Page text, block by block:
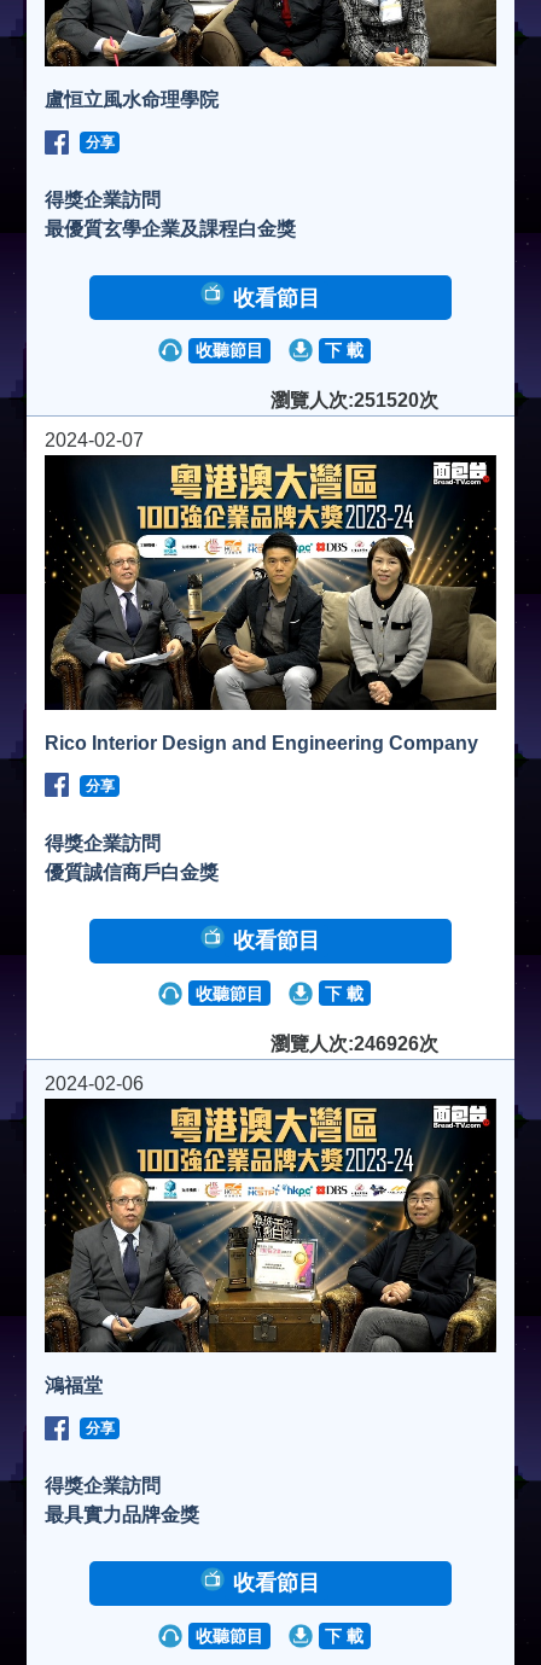
盧恒立風水命理學院
分享
得獎企業訪問
最優質玄學企業及課程白金獎
收看節目
收聽節目 下 載
瀏覽人次:251520次
2024-02-07
Rico Interior Design and Engineering Company
分享
得獎企業訪問
優質誠信商戶白金獎
收看節目
收聽節目 下 載
瀏覽人次:246926次
2024-02-06
鴻福堂
分享
得獎企業訪問
最具實力品牌金獎
收看節目
收聽節目 下 載